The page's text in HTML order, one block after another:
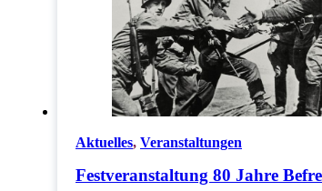
Aktuelles, Veranstaltungen
Festveranstaltung 80 Jahre